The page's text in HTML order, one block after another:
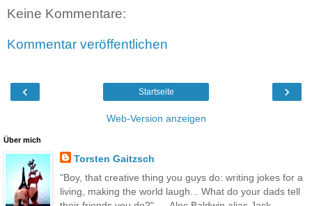
Keine Kommentare:
Kommentar veröffentlichen
‹ ›
Startseite
Web-Version anzeigen
Über mich
Torsten Gaitzsch
"Boy, that creative thing you guys do: writing jokes for a
living, making the world laugh... What do your dads tell